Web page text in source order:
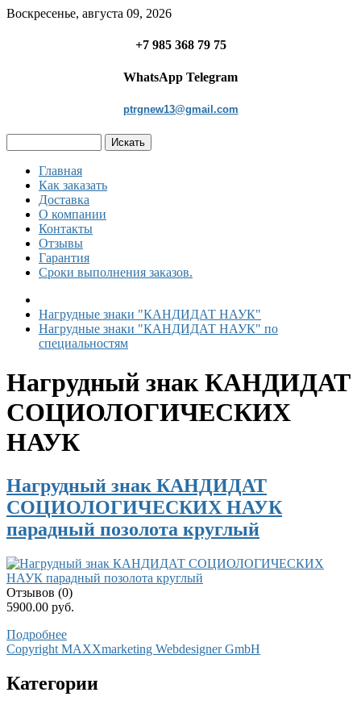
Воскресенье, августа 09, 2026
+7 985 368 79 75
WhatsApp Telegram
ptrgnew13@gmail.com
Главная
Как заказать
Доставка
О компании
Контакты
Отзывы
Гарантия
Сроки выполнения заказов.
Нагрудные знаки "КАНДИДАТ НАУК"
Нагрудные знаки "КАНДИДАТ НАУК" по
специальностям
Нагрудный знак КАНДИДАТ
СОЦИОЛОГИЧЕСКИХ
НАУК
Нагрудный знак КАНДИДАТ
СОЦИОЛОГИЧЕСКИХ НАУК
парадный позолота круглый
Отзывов (0)
5900.00 руб.
Подробнее
Copyright MAXXmarketing Webdesigner GmbH
Категории